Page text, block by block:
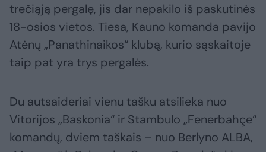
trečiąją pergalę, jis dar nepakilo iš paskutinės
18-osios vietos. Tiesa, Kauno komanda pavijo
Atėnų „Panathinaikos“ klubą, kurio sąskaitoje
taip pat yra trys pergalės.
Du autsaideriai vienu tašku atsilieka nuo
Vitorijos „Baskonia“ ir Stambulo „Fenerbahçe“
komandų, dviem taškais – nuo Berlyno ALBA,